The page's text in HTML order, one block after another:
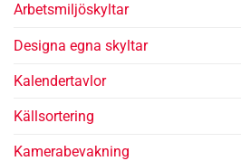
Arbetsmiljö­­skyltar
Designa egna skyltar
Kalender­tavlor
Käll­sortering
Kamera­­­bevakning